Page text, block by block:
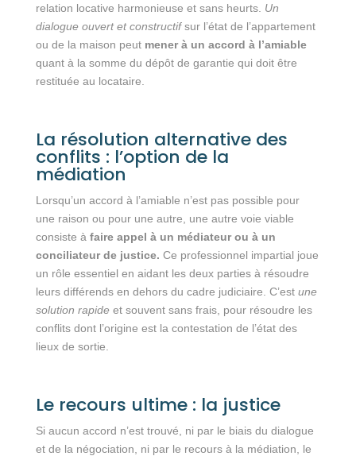
relation locative harmonieuse et sans heurts. Un
dialogue ouvert et constructifsur l’état de l’appartement
ou de la maison peut mener à un accord à l’amiable
quant à la somme du dépôt de garantie qui doit être
restituée au locataire.
La résolution alternative des
conflits : l’option de la
médiation
Lorsqu’un accord à l’amiable n’est pas possible pour
une raison ou pour une autre, une autre voie viable
consiste à faire appel à un médiateur ou à un
conciliateur de justice. Ce professionnel impartial joue
un rôle essentiel en aidant les deux parties à résoudre
leurs différends en dehors du cadre judiciaire. C’est une
solution rapideet souvent sans frais, pour résoudre les
conflits dont l’origine est la contestation de l’état des
lieux de sortie.
Le recours ultime : la justice
Si aucun accord n’est trouvé, ni par le biais du dialogue
et de la négociation, ni par le recours à la médiation, le